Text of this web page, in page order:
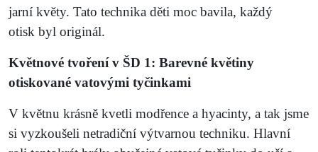
jarní květy. Tato technika děti moc bavila, každý
otisk byl originál.
Květnové tvořenív ŠD 1: Barevné květiny
otiskované vatovými tyčinkami
V květnu krásně kvetli modřence a hyacinty, a tak jsme
si vyzkoušeli netradiční výtvarnou techniku. Hlavní